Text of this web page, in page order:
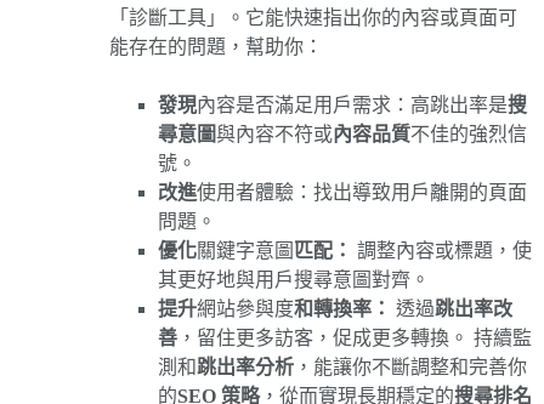
「診斷工具」。它能快速指出你的內容或頁面可
能存在的問題，幫助你：
發現內容是否滿足用戶需求：高跳出率是搜
尋意圖與內容不符或內容品質不佳的強烈信
號。
改進使用者體驗：找出導致用戶離開的頁面
問題。
優化關鍵字意圖 匹配： 調整內容或標題，使
其更好地與用戶搜尋意圖對齊。
提升網站參與度和轉換率： 透過跳出率改
善 ，留住更多訪客，促成更多轉換。 持續監
測和跳出率分析 ，能讓你不斷調整和完善你
的SEO 策略，從而實現長期穩定的搜尋排名